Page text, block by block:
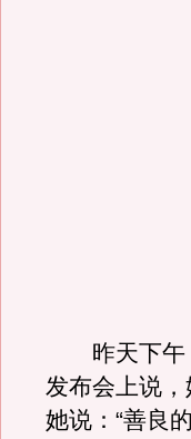
昨天下午，
发布会上说，
她说：“善良